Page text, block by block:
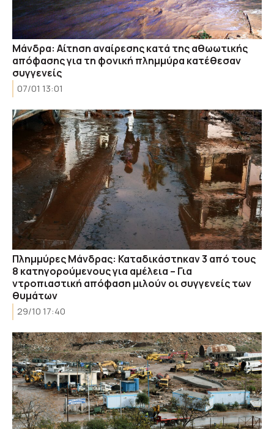
Μάνδρα: Αίτηση αναίρεσης κατά της αθωωτικής
απόφασης για τη φονική πλημμύρα κατέθεσαν
συγγενείς
07/01 13:01
Πλημμύρες Μάνδρας: Καταδικάστηκαν 3 από τους
8 κατηγορούμενους για αμέλεια – Για
ντροπιαστική απόφαση μιλούν οι συγγενείς των
θυμάτων
29/10 17:40